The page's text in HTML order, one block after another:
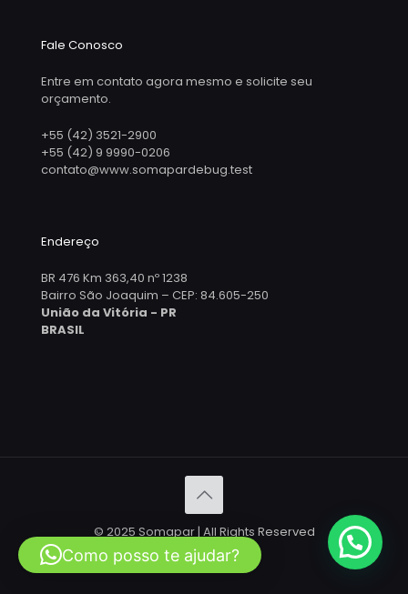
Fale Conosco
Entre em contato agora mesmo e solicite seu
orçamento.
+55 (42) 3521-2900
+55 (42) 9 9990-0206
contato@www.somapardebug.test
Endereço
BR 476 Km 363,40 nº 1238
Bairro São Joaquim – CEP: 84.605-250
União da Vitória - PR
BRASIL
© 2025 Somapar | All Rights Reserved
Como posso te ajudar?